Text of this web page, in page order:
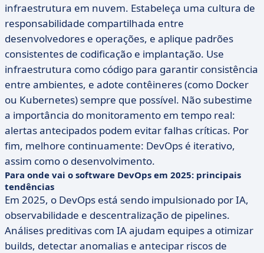
infraestrutura em nuvem. Estabeleça uma cultura de
responsabilidade compartilhada entre
desenvolvedores e operações, e aplique padrões
consistentes de codificação e implantação. Use
infraestrutura como código para garantir consistência
entre ambientes, e adote contêineres (como Docker
ou Kubernetes) sempre que possível. Não subestime
a importância do monitoramento em tempo real:
alertas antecipados podem evitar falhas críticas. Por
fim, melhore continuamente: DevOps é iterativo,
assim como o desenvolvimento.
Para onde vai o software DevOps em 2025: principais
tendências
Em 2025, o DevOps está sendo impulsionado por IA,
observabilidade e descentralização de pipelines.
Análises preditivas com IA ajudam equipes a otimizar
builds, detectar anomalias e antecipar riscos de